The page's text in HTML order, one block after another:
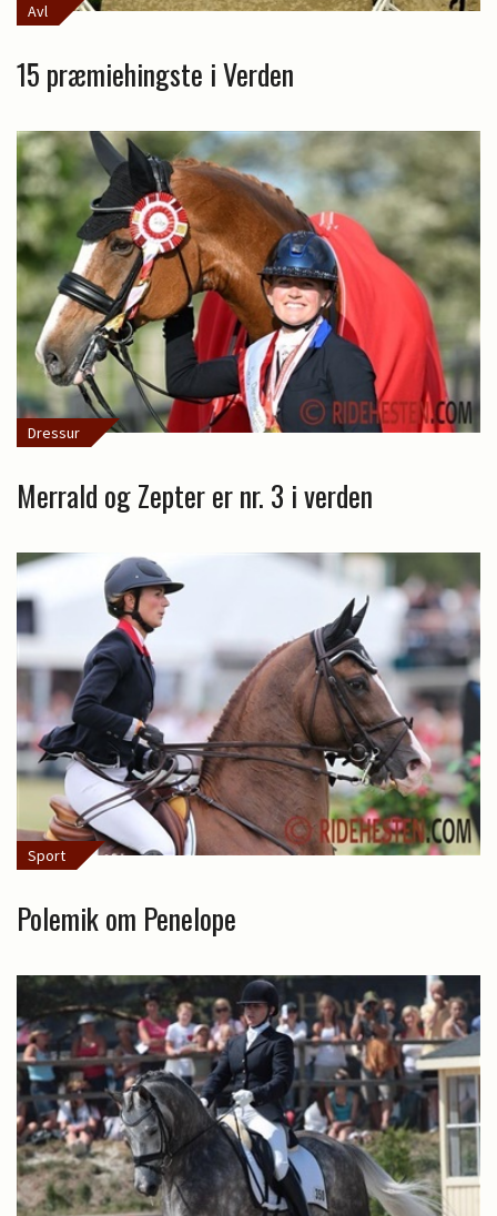
Avl
15 præmiehingste i Verden
Dressur
Merrald og Zepter er nr. 3 i verden
Sport
Polemik om Penelope